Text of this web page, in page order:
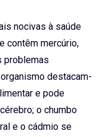
nocivas à saúde
contêm mercúrio,
problemas
destacam-
e pode
o chumbo
e o cádmio se